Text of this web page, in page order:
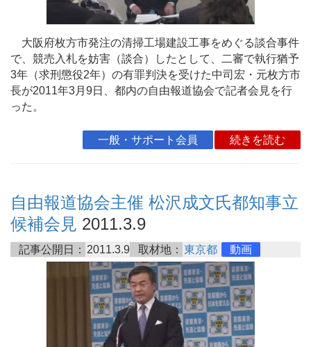
大阪府枚方市発注の清掃工場建設工事をめぐる談合事件
で、競売入札を妨害（談合）したとして、二審で執行猶予
3年（求刑懲役2年）の有罪判決を受けた中司宏・元枚方市
長が2011年3月9日、都内の自由報道協会で記者会見を行
った。
一般・サポート会員 続きを読む
自由報道協会主催 松沢成文氏都知事立
候補会見 2011.3.9
記事公開日： 2011.3.9 取材地： 東京都 動画